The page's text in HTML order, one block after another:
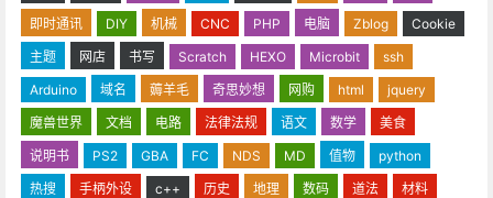
即时通讯
DIY 机械 CNC PHP 电脑 Zblog
Cookie
主题
网店 书写 Scratch HEXO Microbit
ssh
Arduino
域名 薅羊毛 奇思妙想 网购 html
jquery
魔兽世界
文档 电路 法律法规 语文 数学
美食
说明书
PS2 GBA FC NDS MD 值物
python
热搜
手柄外设 c++ 历史 地理 数码 道法
材料